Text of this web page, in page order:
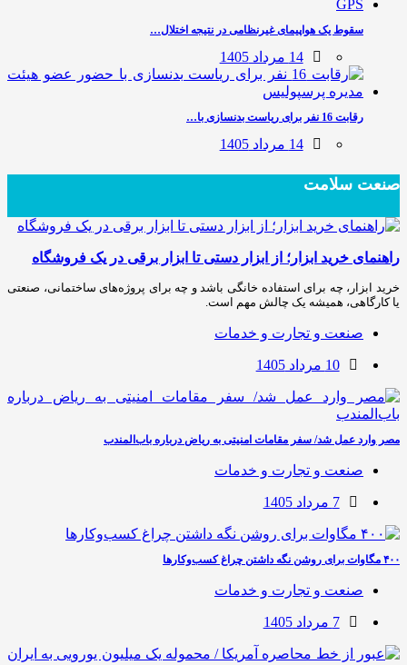
سقوط یک هواپیمای غیرنظامی در نتیجه اختلال…
14 مرداد 1405
رقابت 16 نفر برای ریاست بدنسازی با…
14 مرداد 1405
صنعت سلامت
راهنمای خرید ابزار؛ از ابزار دستی تا ابزار برقی در یک فروشگاه
خرید ابزار، چه برای استفاده خانگی باشد و چه برای پروژه‌های ساختمانی، صنعتی
یا کارگاهی، همیشه یک چالش مهم است.
صنعت و تجارت و خدمات
10 مرداد 1405
مصر وارد عمل شد/ سفر مقامات امنیتی به ریاض درباره باب‌المندب
صنعت و تجارت و خدمات
7 مرداد 1405
۴۰۰ مگاوات برای روشن نگه داشتن چراغ کسب‌وکار‌ها
صنعت و تجارت و خدمات
7 مرداد 1405